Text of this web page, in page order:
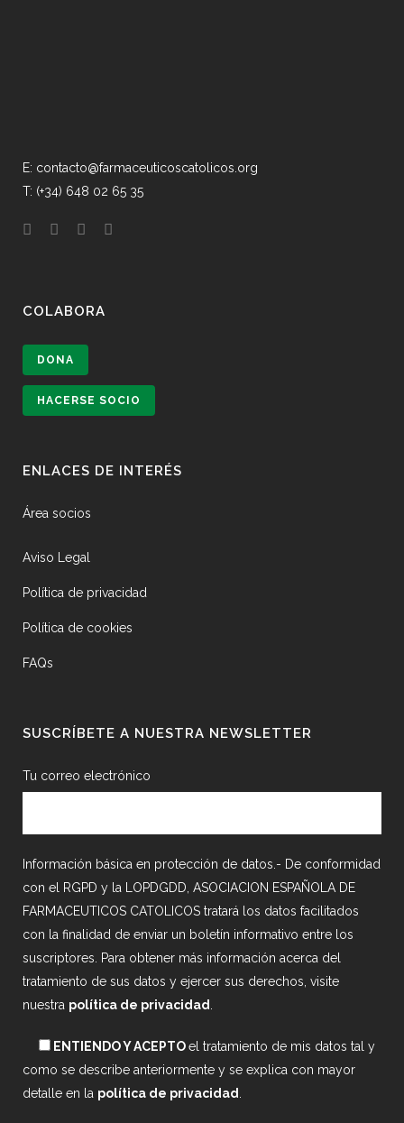
E: contacto@farmaceuticoscatolicos.org
T: (+34) 648 02 65 35
COLABORA
DONA
HACERSE SOCIO
ENLACES DE INTERÉS
Área socios
Aviso Legal
Política de privacidad
Política de cookies
FAQs
SUSCRÍBETE A NUESTRA NEWSLETTER
Tu correo electrónico
Información básica en protección de datos.- De conformidad
con el RGPD y la LOPDGDD, ASOCIACION ESPAÑOLA DE
FARMACEUTICOS CATOLICOS tratará los datos facilitados
con la finalidad de enviar un boletín informativo entre los
suscriptores. Para obtener más información acerca del
tratamiento de sus datos y ejercer sus derechos, visite
nuestra política de privacidad
ENTIENDO Y ACEPTOel tratamiento de mis datos tal y
como se describe anteriormente y se explica con mayor
detalle en la política de privacidad